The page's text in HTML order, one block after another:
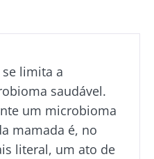
limita a
saudável.
um microbioma
mamada é, no
literal, um ato de